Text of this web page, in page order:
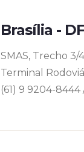
Brasília -
SMAS, Trecho 3/
Terminal
(61) 9 9204-8444